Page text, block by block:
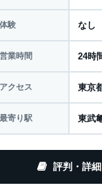
体験 なし
営業時間 24時
アクセス 東京
最寄り駅 東武
評判・詳